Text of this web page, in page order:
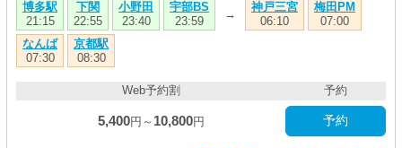
博多駅
21:15
下関
22:55
小野田
23:40
宇部BS
23:59
→
神戸三宮
06:10
梅田PM
07:00
なんば
07:30
京都駅
08:30
Web予約割
5,400円～ 10,800円
予約
予約